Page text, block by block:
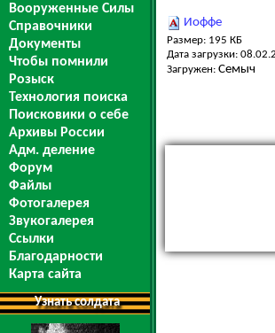
Вооруженные Силы
Справочники
Документы
Чтобы помнили
Розыск
Технология поиска
Поисковики о себе
Архивы России
Адм. деление
Форум
Файлы
Фотогалерея
Звукогалерея
Ссылки
Благодарности
Карта сайта
Узнать солдата
Иоффе
Размер: 195 КБ
Дата загрузки:
Загружен: Семыч